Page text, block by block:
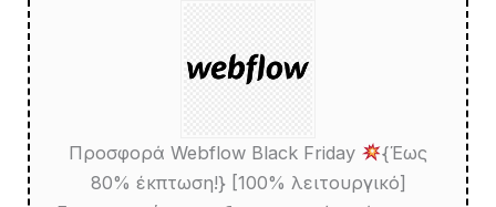
Προσφορά Webflow Black Friday
{Έως
80% έκπτωση!} [100% λειτουργικό]